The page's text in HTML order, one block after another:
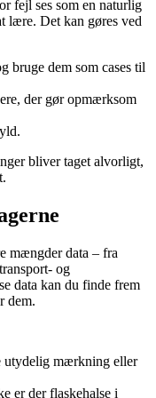
fejl ses som en naturlig
lære. Det kan gøres ved
bruge dem som cases til
der gør opmærksom
bliver taget alvorligt,
mængder data – fra
og
data kan du finde frem
dem.
utydelig mærkning eller
er der flaskehalse i